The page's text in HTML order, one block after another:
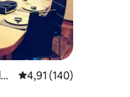
4,91 de uma avaliação
4,91 (140)